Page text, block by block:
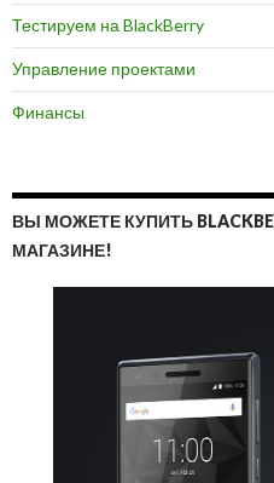
Тестируем на BlackBerry
Управление проектами
Финансы
ВЫ МОЖЕТЕ КУПИТЬ
МАГАЗИНЕ!